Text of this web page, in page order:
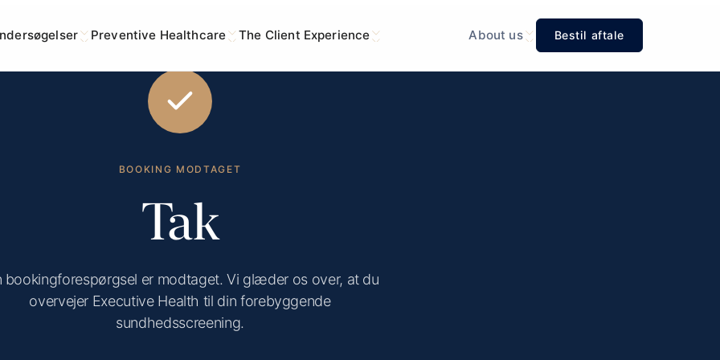
Preventive Healthcare The Client Experience About us Bestil aftale
BOOKING MODTAGET
Tak
bookingforespørgsel er modtaget. Vi glæder os over, at du
overvejer Executive Health til din forebyggende
sundhedsscreening.